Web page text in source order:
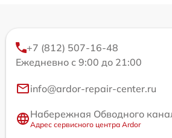
+7 (812) 507-16-48
Ежедневно с 9:00 до 21:00
info@ardor-repair-center.ru
Набережная Обводного
Адрес сервисного центра Ardor